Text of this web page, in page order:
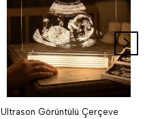
Ultrason Görüntülü Çerçeve